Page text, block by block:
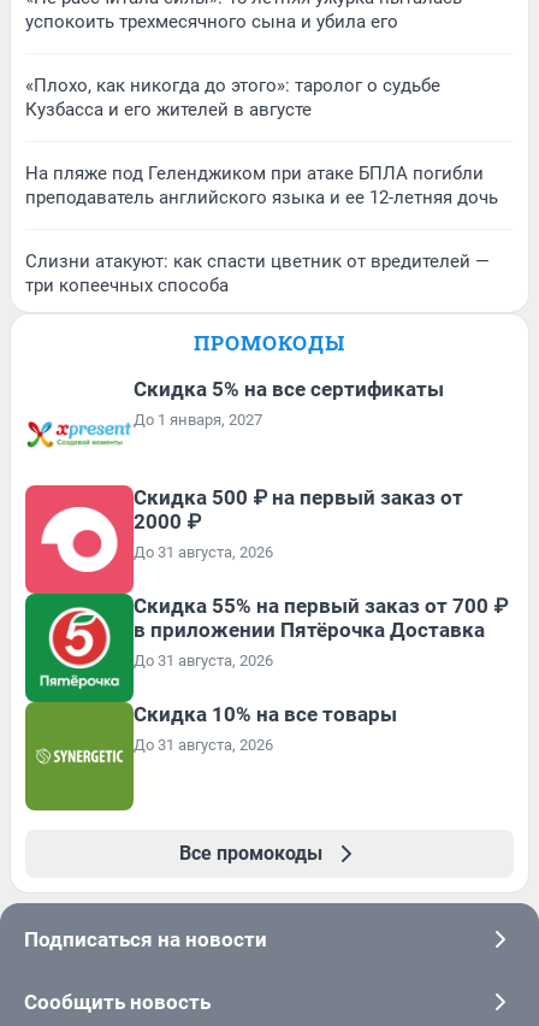
успокоить трехмесячного сына и убила его
«Плохо, как никогда до этого»: таролог о судьбе
Кузбасса и его жителей в августе
На пляже под Геленджиком при атаке БПЛА погибли
преподаватель английского языка и ее 12-летняя дочь
Слизни атакуют: как спасти цветник от вредителей —
три копеечных способа
ПРОМОКОДЫ
Скидка 5% на все сертификаты
До 1 января, 2027
Скидка 500 ₽ на первый заказ от
2000 ₽
До 31 августа, 2026
Скидка 55% на первый заказ от 700 ₽
в приложении Пятёрочка Доставка
До 31 августа, 2026
Скидка 10% на все товары
До 31 августа, 2026
Все промокоды
Подписаться на новости
Сообщить новость